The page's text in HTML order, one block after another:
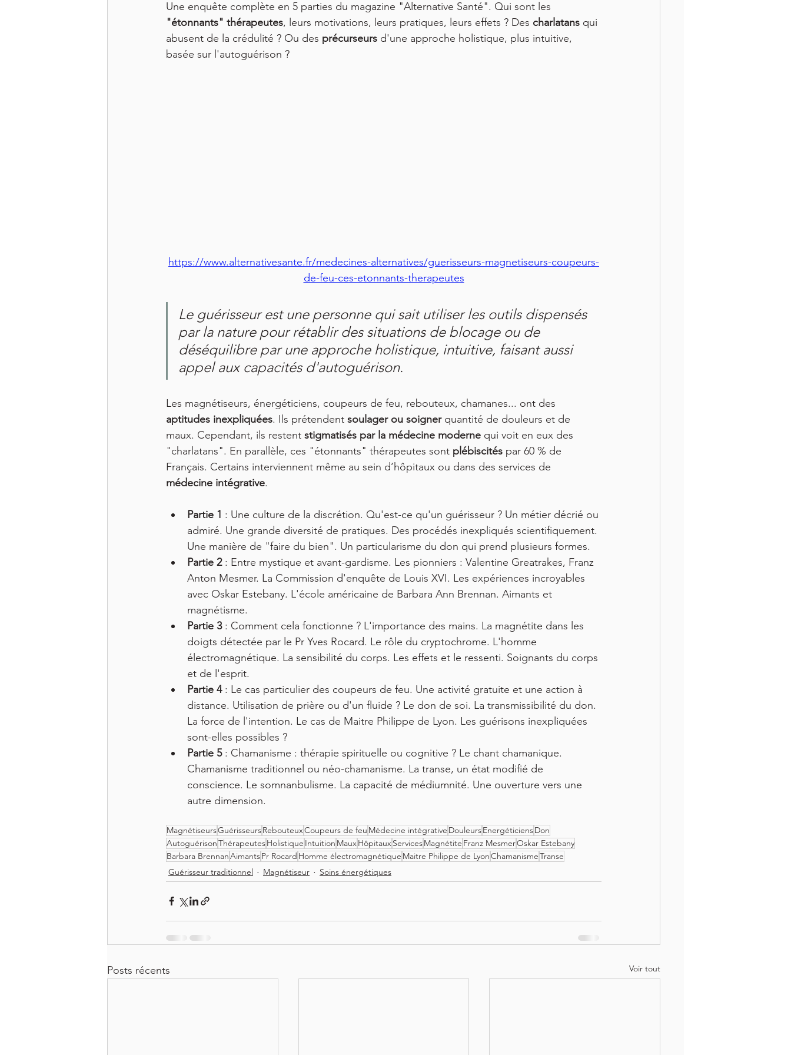
Canaux énergétiques Amour médecin Gnoma Guérisseur traditionnel Médecine intégrative
Une enquête complète en 5 parties du magazine "Alternative Santé". Qui sont les
"étonnants" thérapeutes, leurs motivations, leurs pratiques, leurs effets ? Des charlatans qui
abusent de la crédulité ? Ou des précurseurs d'une approche holistique, plus intuitive,
basée sur l'autoguérison ?
https://www.alternativesante.fr/medecines-alternatives/guerisseurs-magnetiseurs-coupeurs-
de-feu-ces-etonnants-therapeutes
Le guérisseur est une personne qui sait utiliser les outils dispensés
par la nature pour rétablir des situations de blocage ou de
déséquilibre par une approche holistique, intuitive, faisant aussi
appel aux capacités d'autoguérison.
Les magnétiseurs, énergéticiens, coupeurs de feu, rebouteux, chamanes... ont des
aptitudes inexpliquées. Ils prétendent soulager ou soigner quantité de douleurs et de
maux. Cependant, ils restent stigmatisés par la médecine moderne qui voit en eux des
"charlatans". En parallèle, ces "étonnants" thérapeutes sont plébiscités par 60 % de
Français. Certains interviennent même au sein d’hôpitaux ou dans des services de
médecine intégrative.
Partie 1 : Une culture de la discrétion. Qu'est-ce qu'un guérisseur ? Un métier décrié ou
admiré. Une grande diversité de pratiques. Des procédés inexpliqués scientifiquement.
Une manière de "faire du bien". Un particularisme du don qui prend plusieurs formes.
Partie 2 : Entre mystique et avant-gardisme. Les pionniers : Valentine Greatrakes, Franz
Anton Mesmer. La Commission d'enquête de Louis XVI. Les expériences incroyables
avec Oskar Estebany. L'école américaine de Barbara Ann Brennan. Aimants et
magnétisme.
Partie 3 : Comment cela fonctionne ? L'importance des mains. La magnétite dans les
doigts détectée par le Pr Yves Rocard. Le rôle du cryptochrome. L'homme
électromagnétique. La sensibilité du corps. Les effets et le ressenti. Soignants du corps
et de l'esprit.
Partie 4 : Le cas particulier des coupeurs de feu. Une activité gratuite et une action à
distance. Utilisation de prière ou d'un fluide ? Le don de soi. La transmissibilité du don.
La force de l'intention. Le cas de Maitre Philippe de Lyon. Les guérisons inexpliquées
sont-elles possibles ?
Partie 5 : Chamanisme : thérapie spirituelle ou cognitive ? Le chant chamanique.
Chamanisme traditionnel ou néo-chamanisme. La transe, un état modifié de
conscience. Le somnanbulisme. La capacité de médiumnité. Une ouverture vers une
autre dimension.
MagnétiseursGuérisseursRebouteuxCoupeurs de feu Médecine intégrative DouleursEnergéticiensDon
AutoguérisonThérapeutesHolistique Intuition MauxHôpitauxServicesMagnétite Franz MesmerOskar Estebany
Barbara BrennanAimantsPr Rocard Homme électromagnétique Maitre Philippe de LyonChamanismeTranse
Guérisseur traditionnel
Magnétiseur Soins énergétiques
Posts récents Voir tout